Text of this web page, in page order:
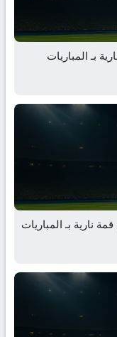
بـ المباريات
نارية بـ المباريات